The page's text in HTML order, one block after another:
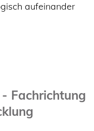
aufeinander
Fachrichtung